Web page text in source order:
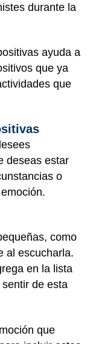
durante la
ayuda a
que ya
que
deseas estar
o
como
al escucharla.
en la lista
de esta
que